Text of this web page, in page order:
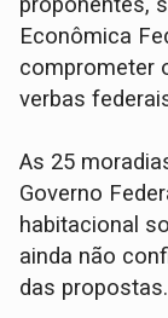
Econômica
comprometer
verbas
As 25
Governo
habitacional
ainda não
das propostas.